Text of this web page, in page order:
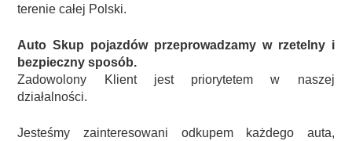
terenie całej Polski.
Auto Skup pojazdów przeprowadzamy w rzetelny i
bezpieczny sposób.
Zadowolony Klient jest priorytetem w naszej
działalności.
Jesteśmy zainteresowani odkupem każdego auta,